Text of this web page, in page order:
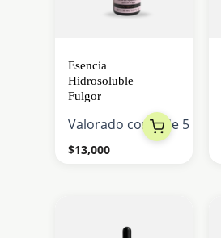
Esencia
Hidrosoluble
Fulgor
Valorado con0de 5
$13,000